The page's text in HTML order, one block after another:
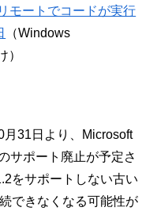
モートでコードが実行
（Windows
）
31日より、Microsoft
サポート廃止が予定さ
をサポートしない古い
できなくなる可能性が